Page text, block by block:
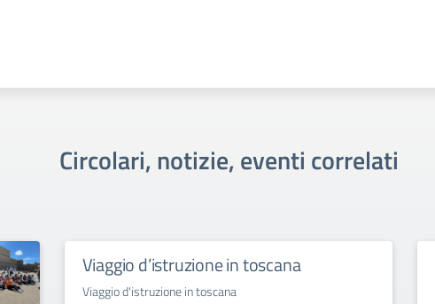
Circolari, notizie, eventi correlati
Viaggio d’istruzione in toscana
Viaggio d'istruzione in toscana